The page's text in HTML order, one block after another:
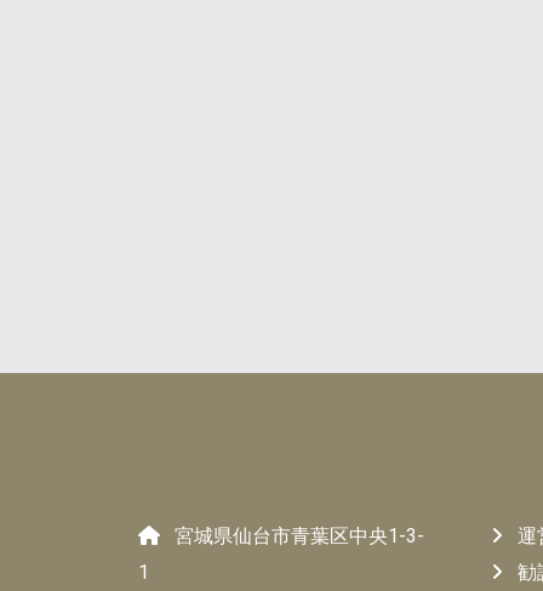
宮城県仙台市青葉区中央1-3-
1
運
勧